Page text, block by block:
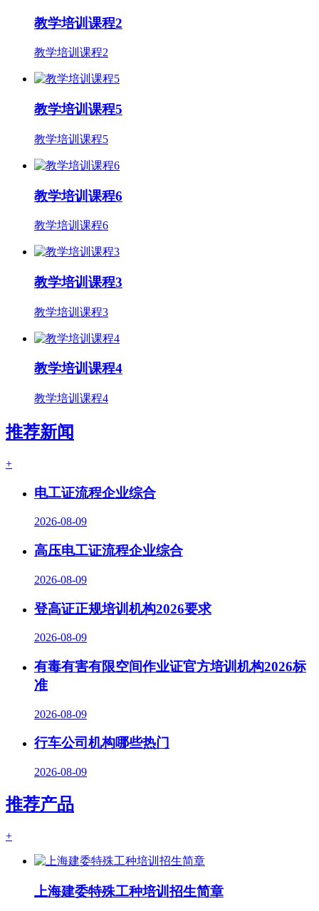
教学培训课程2
教学培训课程2
教学培训课程5
教学培训课程5
教学培训课程6
教学培训课程6
教学培训课程3
教学培训课程3
教学培训课程4
教学培训课程4
推荐新闻
+
电工证流程企业综合
2026-08-09
高压电工证流程企业综合
2026-08-09
登高证正规培训机构2026要求
2026-08-09
有毒有害有限空间作业证官方培训机构2026标
准
2026-08-09
行车公司机构哪些热门
2026-08-09
推荐产品
+
上海建委特殊工种培训招生简章